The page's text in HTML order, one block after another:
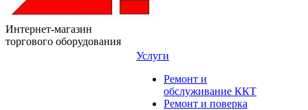
Интернет-магазин
торгового оборудования
Услуги
Ремонт и
обслуживание ККТ
Ремонт и поверка